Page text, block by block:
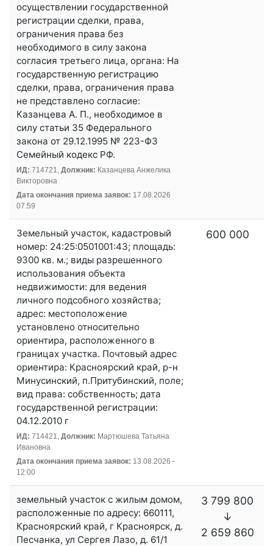
осуществлении государственной
регистрации сделки, права,
ограничения права без
необходимого в силу закона
согласия третьего лица, органа: На
государственную регистрацию
сделки, права, ограничения права
не представлено согласие:
Казанцева А. П., необходимое в
силу статьи 35 Федерального
закона от 29.12.1995 № 223-ФЗ
Семейный кодекс РФ.
ИД: 714721, Должник: Казанцева Анжелика
Викторовна
Дата окончания приема заявок: 17.08.2026
07:59
Земельный участок, кадастровый
номер: 24:25:0501001:43; площадь:
9300 кв. м.; виды разрешенного
использования объекта
недвижимости: для ведения
личного подсобного хозяйства;
адрес: местоположение
установлено относительно
ориентира, расположенного в
границах участка. Почтовый адрес
ориентира: Красноярский край, р-н
Минусинский, п.Притубинский, поле;
вид права: собственность; дата
государственной регистрации:
04.12.2010 г
ИД: 714421, Должник: Мартюшева Татьяна
Ивановна
Дата окончания приема заявок: 13.08.2026 -
12:00
600 000
земельный участок с жилым домом,
расположенные по адресу: 660111,
Красноярский край, г Красноярск, д.
Песчанка, ул Сергея Лазо, д. 61/1
3 799 800
↓
2 659 860